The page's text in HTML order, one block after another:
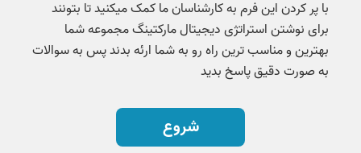
با پر کردن این فرم به کارشناسان ما کمک میکنید تا بتونند
برای نوشتن استراتژی دیجیتال مارکتینگ مجموعه شما
بهترین و مناسب ترین راه رو به شما ارئه بدند پس به سوالات
به صورت دقیق پاسخ بدید
شروع